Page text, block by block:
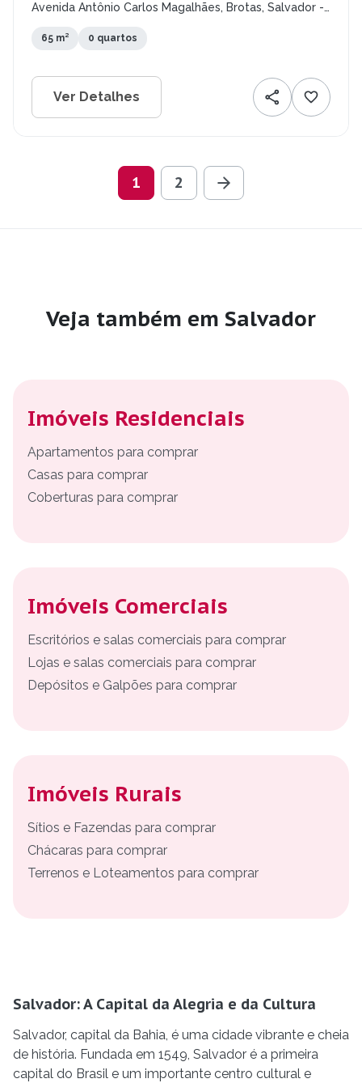
Avenida Antônio Carlos Magalhães, Brotas, Salvador -
65 m² 0 quartos
Ver Detalhes
1 2
Veja também em Salvador
Imóveis Residenciais
Apartamentos para comprar
Casas para comprar
Coberturas para comprar
Imóveis Comerciais
Escritórios e salas comerciais para comprar
Lojas e salas comerciais para comprar
Depósitos e Galpões para comprar
Imóveis Rurais
Sítios e Fazendas para comprar
Chácaras para comprar
Terrenos e Loteamentos para comprar
Salvador: A Capital da Alegria e da Cultura
Salvador, capital da Bahia, é uma cidade vibrante e cheia
de história. Fundada em 1549, Salvador é a primeira
capital do Brasil e um importante centro cultural e